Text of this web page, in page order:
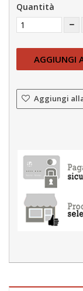
Quantità
AGGIUNGI
Aggiungi